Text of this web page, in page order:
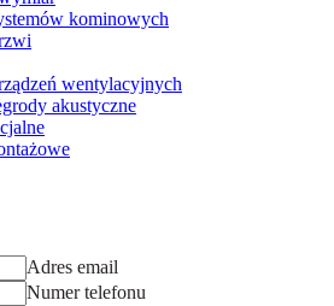
kominowych
wentylacyjnych
akustyczne
Adres email
Numer telefonu